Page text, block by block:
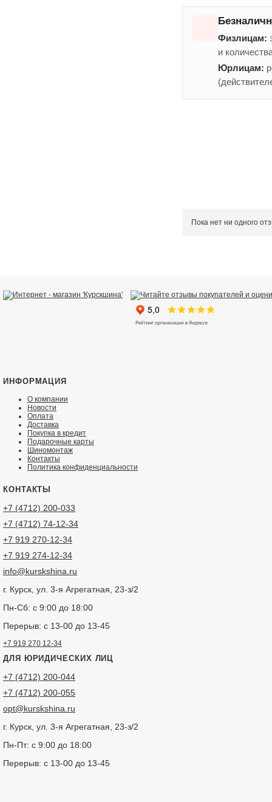
Физлицам:
и
Юрлицам:
Ваша оценка
Пока нет ни одного
ИНФОРМАЦИЯ
О компании
Новости
Оплата
Доставка
Покупка в кредит
Подарочные карты
Шиномонтаж
Контакты
Политика конфиденциальности
КОНТАКТЫ
+7 (4712) 200-033
+7 (4712) 74-12-34
+7 919 270-12-34
+7 919 274-12-34
info@kurskshina.ru
г. Курск, ул. 3-я Агрегатная, 23-з/2
Пн-Сб: с 9:00 до 18:00
Перерыв: с 13-00 до 13-45
+7 919 270 12-34
ДЛЯ ЮРИДИЧЕСКИХ ЛИЦ
+7 (4712) 200-044
+7 (4712) 200-055
opt@kurskshina.ru
г. Курск, ул. 3-я Агрегатная, 23-з/2
Пн-Пт: с 9:00 до 18:00
Перерыв: с 13-00 до 13-45